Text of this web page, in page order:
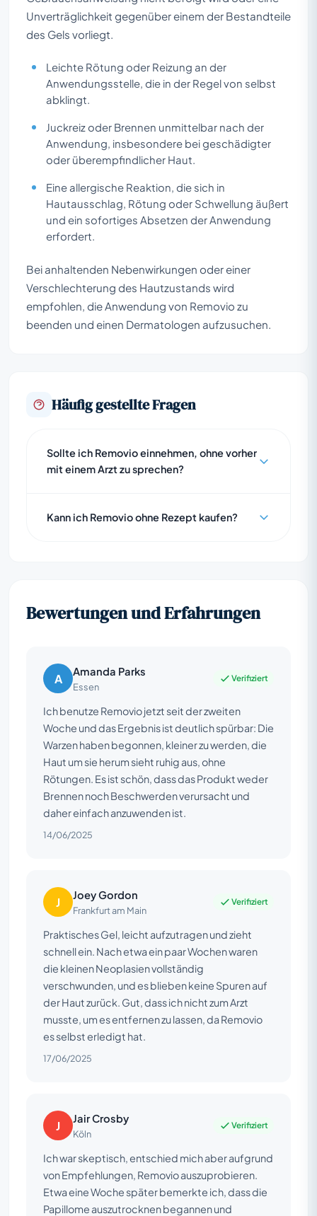
Unverträglichkeit gegenüber einem der Bestandteile
des Gels vorliegt.
Leichte Rötung oder Reizung an der
Anwendungsstelle, die in der Regel von selbst
abklingt.
Juckreiz oder Brennen unmittelbar nach der
Anwendung, insbesondere bei geschädigter
oder überempfindlicher Haut.
Eine allergische Reaktion, die sich in
Hautausschlag, Rötung oder Schwellung äußert
und ein sofortiges Absetzen der Anwendung
erfordert.
Bei anhaltenden Nebenwirkungen oder einer
Verschlechterung des Hautzustands wird
empfohlen, die Anwendung von Removio zu
beenden und einen Dermatologen aufzusuchen.
Häufig gestellte Fragen
Sollte ich Removio einnehmen, ohne vorher
mit einem Arzt zu sprechen?
Kann ich Removio ohne Rezept kaufen?
Bewertungen und Erfahrungen
A Amanda Parks
Essen
Verifiziert
Ich benutze Removio jetzt seit der zweiten
Woche und das Ergebnis ist deutlich spürbar: Die
Warzen haben begonnen, kleiner zu werden, die
Haut um sie herum sieht ruhig aus, ohne
Rötungen. Es ist schön, dass das Produkt weder
Brennen noch Beschwerden verursacht und
daher einfach anzuwenden ist.
14/06/2025
J Joey Gordon
Frankfurt am Main
Verifiziert
Praktisches Gel, leicht aufzutragen und zieht
schnell ein. Nach etwa ein paar Wochen waren
die kleinen Neoplasien vollständig
verschwunden, und es blieben keine Spuren auf
der Haut zurück. Gut, dass ich nicht zum Arzt
musste, um es entfernen zu lassen, da Removio
es selbst erledigt hat.
17/06/2025
J Jair Crosby
Köln
Verifiziert
Ich war skeptisch, entschied mich aber aufgrund
von Empfehlungen, Removio auszuprobieren.
Etwa eine Woche später bemerkte ich, dass die
Papillome auszutrocknen begannen und